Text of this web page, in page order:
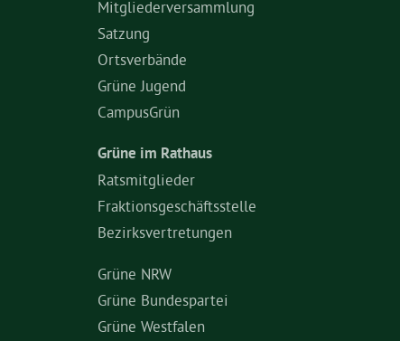
Mitgliederversammlung
Satzung
Ortsverbände
Grüne Jugend
CampusGrün
Grüne im Rathaus
Ratsmitglieder
Fraktionsgeschäftsstelle
Bezirksvertretungen
Grüne NRW
Grüne Bundespartei
Grüne Westfalen